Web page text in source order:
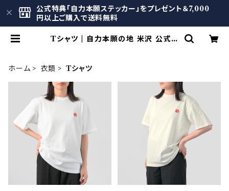
公式特典「自力本願ステッカー」をプレゼント＆7,000
円以上ご購入で送料無料
Tシャツ | 自力本願の地 米沢 公式オ
ホーム 衣類 Tシャツ